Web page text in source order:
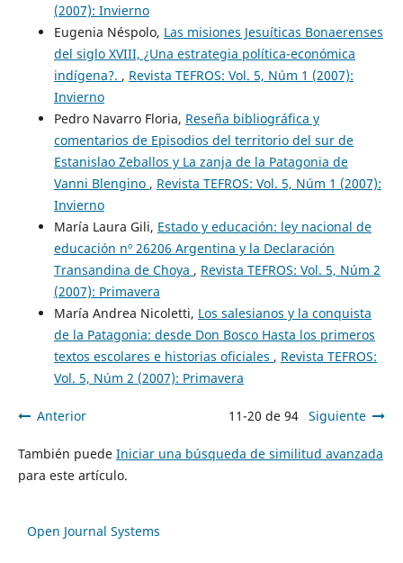
(2007): Invierno
Eugenia Néspolo, Las misiones Jesuíticas Bonaerenses
del siglo XVIII, ¿Una estrategia política-económica
indígena?. , Revista TEFROS: Vol. 5, Núm 1 (2007):
Invierno
Pedro Navarro Floria, Reseña bibliográfica y
comentarios de Episodios del territorio del sur de
Estanislao Zeballos y La zanja de la Patagonia de
Vanni Blengino , Revista TEFROS: Vol. 5, Núm 1 (2007):
Invierno
María Laura Gili, Estado y educación: ley nacional de
educación nº 26206 Argentina y la Declaración
Transandina de Choya , Revista TEFROS: Vol. 5, Núm 2
(2007): Primavera
María Andrea Nicoletti, Los salesianos y la conquista
de la Patagonia: desde Don Bosco Hasta los primeros
textos escolares e historias oficiales , Revista TEFROS:
Vol. 5, Núm 2 (2007): Primavera
Anterior 11-20 de 94 Siguiente
También puede Iniciar una búsqueda de similitud avanzada
para este artículo.
Open Journal Systems